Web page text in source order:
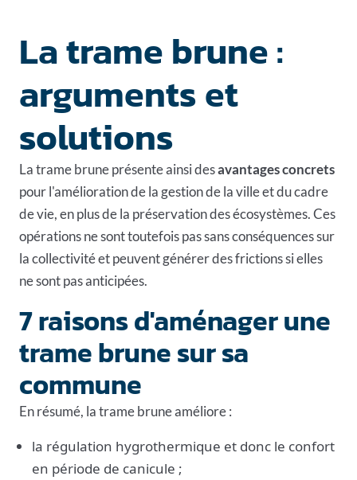
La trame brune :
arguments et
solutions
La trame brune présente ainsi desavantages concrets
pour l'amélioration de la gestion de la ville et du cadre
de vie, en plus de la préservation des écosystèmes. Ces
opérations ne sont toutefois pas sans conséquences sur
la collectivité et peuvent générer des frictions si elles
ne sont pas anticipées.
7 raisons d'aménager une
trame brune sur sa
commune
En résumé, la trame brune améliore :
la régulation hygrothermique et donc le confort
en période de canicule ;